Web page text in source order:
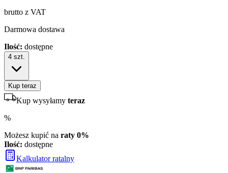
brutto z VAT
Darmowa dostawa
Ilość: dostępne
4 szt.
Kup teraz
Kup wysyłamy teraz
%
Możesz kupić na raty 0%
Ilość: dostępne
Kalkulator ratalny